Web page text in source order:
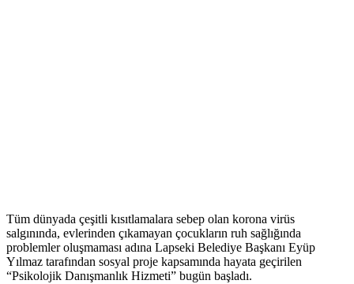
Tüm dünyada çeşitli kısıtlamalara sebep olan korona virüs
salgınında, evlerinden çıkamayan çocukların ruh sağlığında
problemler oluşmaması adına Lapseki Belediye Başkanı Eyüp
Yılmaz tarafından sosyal proje kapsamında hayata geçirilen
“Psikolojik Danışmanlık Hizmeti” bugün başladı.